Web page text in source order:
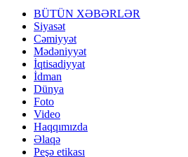
BÜTÜN XƏBƏRLƏR
Siyasət
Cəmiyyət
Mədəniyyət
İqtisadiyyat
İdman
Dünya
Foto
Video
Haqqımızda
Əlaqə
Peşə etikası